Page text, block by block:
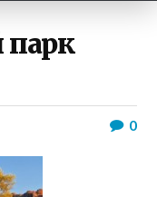
парк
0